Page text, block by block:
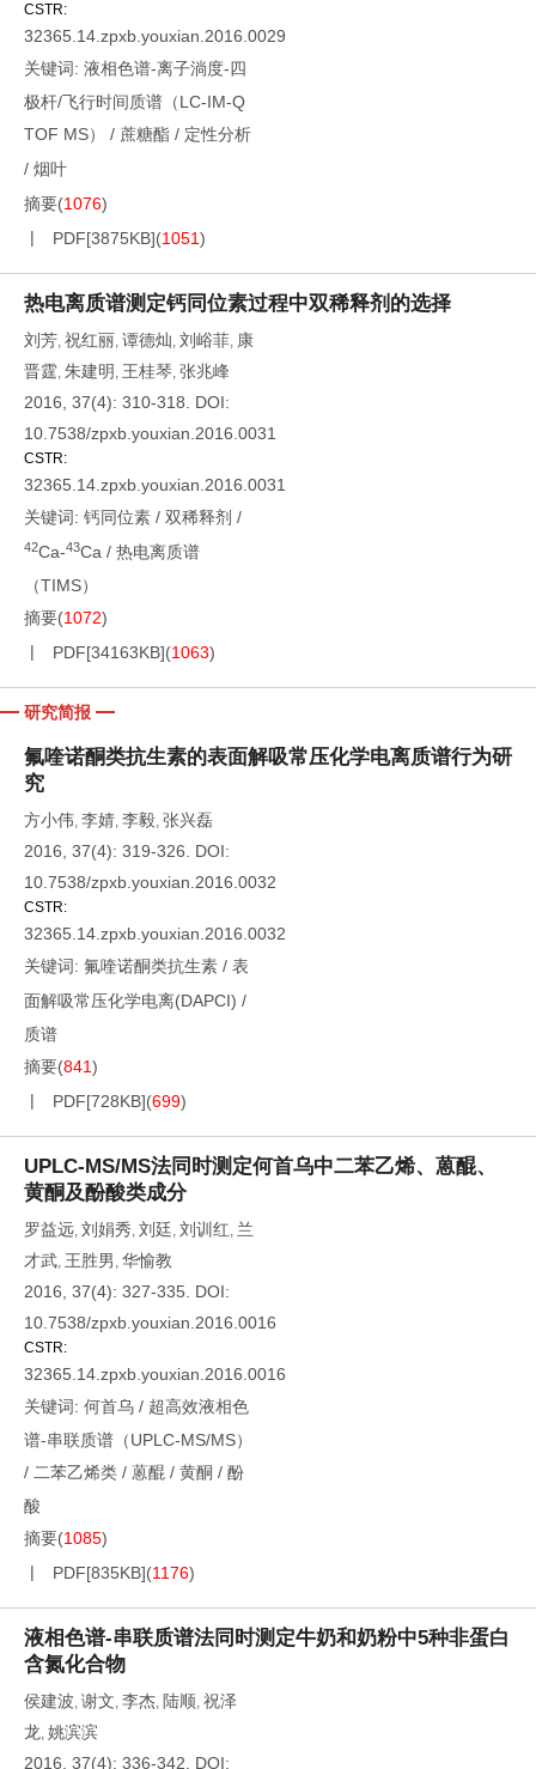
CSTR:
32365.14.zpxb.youxian.2016.0029
关键词: 液相色谱-离子淌度-四
极杆/飞行时间质谱（LC-IM-Q
TOF MS）
/ 蔗糖酯 / 定性分析
/ 烟叶
摘要(1076)
PDF[3875KB](1051)
热电离质谱测定钙同位素过程中双稀释剂的选择
刘芳, 祝红丽, 谭德灿, 刘峪菲, 康
晋霆, 朱建明 , 王桂琴, 张兆峰
2016, 37(4): 310-318.
DOI:
10.7538/zpxb.youxian.2016.0031
CSTR:
32365.14.zpxb.youxian.2016.0031
关键词: 钙同位素 / 双稀释剂 /
42Ca-43Ca / 热电离质谱
（TIMS）
摘要(1072)
PDF[34163KB](1063)
研究简报
氟喹诺酮类抗生素的表面解吸常压化学电离质谱行为研
究
方小伟, 李婧, 李毅, 张兴磊
2016, 37(4): 319-326.
DOI:
10.7538/zpxb.youxian.2016.0032
CSTR:
32365.14.zpxb.youxian.2016.0032
关键词: 氟喹诺酮类抗生素 / 表
面解吸常压化学电离(DAPCI) /
质谱
摘要(841)
PDF[728KB](699)
UPLC-MS/MS法同时测定何首乌中二苯乙烯、蒽醌、
黄酮及酚酸类成分
罗益远, 刘娟秀, 刘廷, 刘训红, 兰
才武, 王胜男 , 华愉教
2016, 37(4): 327-335.
DOI:
10.7538/zpxb.youxian.2016.0016
CSTR:
32365.14.zpxb.youxian.2016.0016
关键词: 何首乌 / 超高效液相色
谱-串联质谱（UPLC-MS/MS）
/ 二苯乙烯类 / 蒽醌 / 黄酮 / 酚
酸
摘要(1085)
PDF[835KB](1176)
液相色谱-串联质谱法同时测定牛奶和奶粉中5种非蛋白
含氮化合物
侯建波, 谢文, 李杰, 陆顺, 祝泽
龙, 姚滨滨
2016, 37(4): 336-342.
DOI: